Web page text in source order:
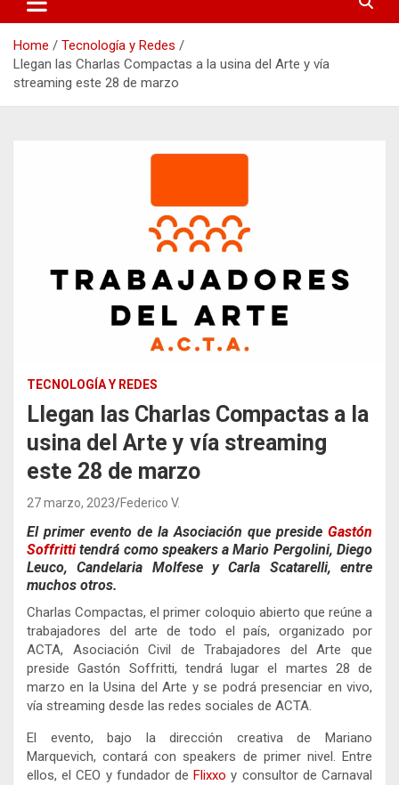
Home
Tecnología y Redes
Llegan las Charlas Compactas a la usina del Arte y vía
streaming este 28 de marzo
TECNOLOGÍA Y REDES
Llegan las Charlas Compactas a la
usina del Arte y vía streaming
este 28 de marzo
27 marzo, 2023 Federico V.
El primer evento de la Asociación que preside Gastón
Soffrittitendrá como speakers a Mario Pergolini, Diego
Leuco, Candelaria Molfese y Carla Scatarelli, entre
muchos otros.
Charlas Compactas, el primer coloquio abierto que reúne a
trabajadores del arte de todo el país, organizado por
ACTA, Asociación Civil de Trabajadores del Arte que
preside Gastón Soffritti, tendrá lugar el martes 28 de
marzo en la Usina del Arte y se podrá presenciar en vivo,
vía streaming desde las redes sociales de ACTA.
El evento, bajo la dirección creativa de Mariano
Marquevich, contará con speakers de primer nivel. Entre
ellos, el CEO y fundador de Flixxo y consultor de Carnaval